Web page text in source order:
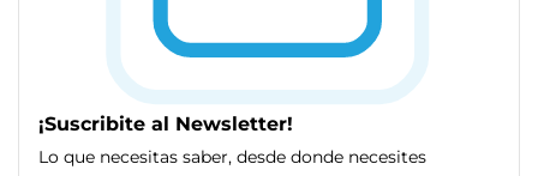
¡Suscribite al Newsletter!
Lo que necesitas saber, desde donde necesites